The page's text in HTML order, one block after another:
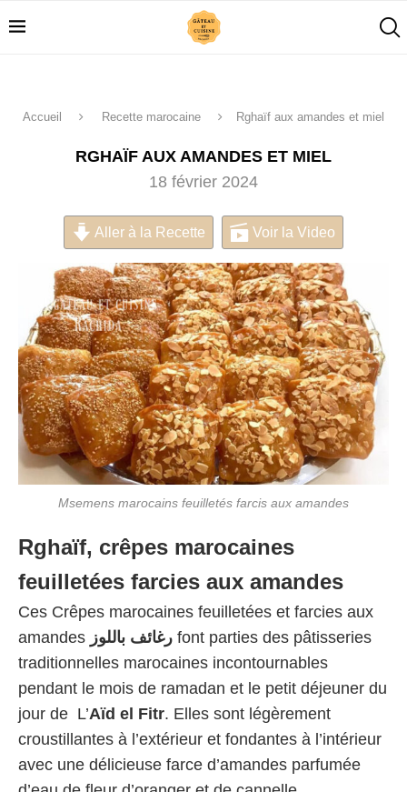
Accueil Recette marocaine Rghaïf aux amandes et miel
RGHAÏF AUX AMANDES ET MIEL
18 février 2024
Aller à la Recette Voir la Video
Msemens marocains feuilletés farcis aux amandes
Rghaïf, crêpes marocaines
feuilletées farcies aux amandes
Ces Crêpes marocaines feuilletées et farcies aux
amandes رغائف باللوز font parties des pâtisseries
traditionnelles marocaines incontournables
pendant le mois de ramadan et le petit déjeuner du
jour de L’Aïd el Fitr. Elles sont légèrement
croustillantes à l’extérieur et fondantes à l’intérieur
avec une délicieuse farce d’amandes parfumée